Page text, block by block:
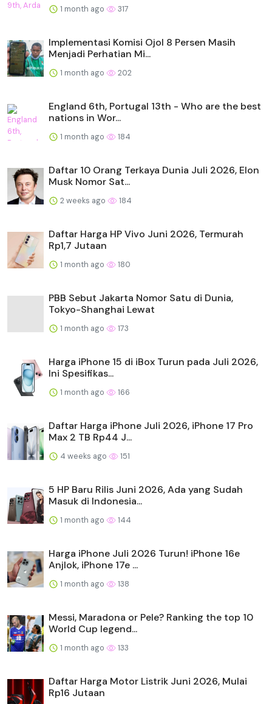
1 month ago 317
Implementasi Komisi Ojol 8 Persen Masih
Menjadi Perhatian Mi...
1 month ago 202
England 6th, Portugal 13th - Who are the best
nations in Wor...
1 month ago 184
Daftar 10 Orang Terkaya Dunia Juli 2026, Elon
Musk Nomor Sat...
2 weeks ago 184
Daftar Harga HP Vivo Juni 2026, Termurah
Rp1,7 Jutaan
1 month ago 180
PBB Sebut Jakarta Nomor Satu di Dunia,
Tokyo-Shanghai Lewat
1 month ago 173
Harga iPhone 15 di iBox Turun pada Juli 2026,
Ini Spesifikas...
1 month ago 166
Daftar Harga iPhone Juli 2026, iPhone 17 Pro
Max 2 TB Rp44 J...
4 weeks ago 151
5 HP Baru Rilis Juni 2026, Ada yang Sudah
Masuk di Indonesia...
1 month ago 144
Harga iPhone Juli 2026 Turun! iPhone 16e
Anjlok, iPhone 17e ...
1 month ago 138
Messi, Maradona or Pele? Ranking the top 10
World Cup legend...
1 month ago 133
Daftar Harga Motor Listrik Juni 2026, Mulai
Rp16 Jutaan